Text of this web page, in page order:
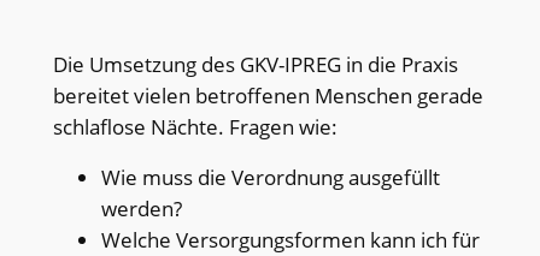
Die Umsetzung des GKV-IPREG in die Praxis
bereitet vielen betroffenen Menschen gerade
schlaflose Nächte. Fragen wie:
Wie muss die Verordnung ausgefüllt
werden?
Welche Versorgungsformen kann ich für